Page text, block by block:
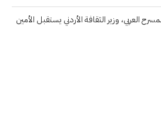
العربي، وزير الثقافة الأردني يستقبل الأمين